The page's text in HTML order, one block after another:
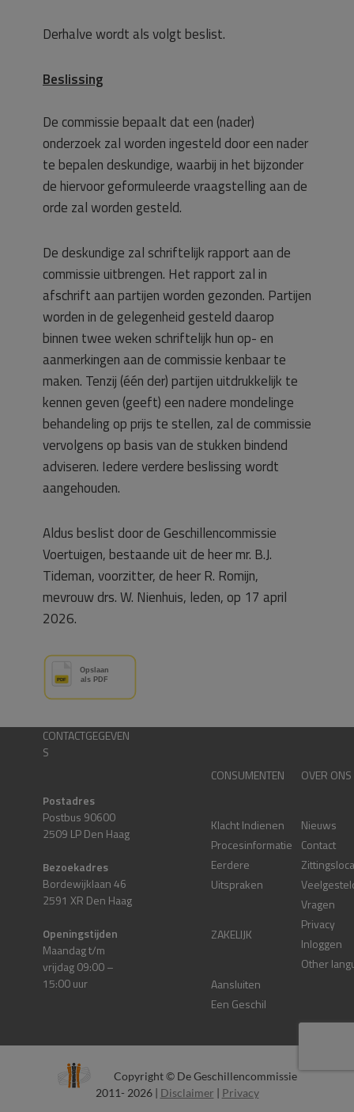
Derhalve wordt als volgt beslist.
Beslissing
De commissie bepaalt dat een (nader)
onderzoek zal worden ingesteld door een nader
te bepalen deskundige, waarbij in het bijzonder
de hiervoor geformuleerde vraagstelling aan de
orde zal worden gesteld.
De deskundige zal schriftelijk rapport aan de
commissie uitbrengen. Het rapport zal in
afschrift aan partijen worden gezonden. Partijen
worden in de gelegenheid gesteld daarop
binnen twee weken schriftelijk hun op- en
aanmerkingen aan de commissie kenbaar te
maken. Tenzij (één der) partijen uitdrukkelijk te
kennen geven (geeft) een nadere mondelinge
behandeling op prijs te stellen, zal de commissie
vervolgens op basis van de stukken bindend
adviseren. Iedere verdere beslissing wordt
aangehouden.
Aldus beslist door de Geschillencommissie
Voertuigen, bestaande uit de heer mr. B.J.
Tideman, voorzitter, de heer R. Romijn,
mevrouw drs. W. Nienhuis, leden, op 17 april
2026.
CONTACTGEGEVEN
S
Postadres
Postbus 90600
2509 LP Den Haag
Bezoekadres
Bordewijklaan 46
2591 XR Den Haag
Openingstijden
Maandag t/m
vrijdag 09:00 –
15:00 uur
CONSUMENTEN
Klacht Indienen
Procesinformatie
Eerdere
Uitspraken
ZAKELIJK
Aansluiten
Een Geschil
OVER ONS
Nieuws
Contact
Vragen
Privacy
Inloggen
Other
Copyright © De Geschillencommissie
2011- 2026 | Disclaimer | Privacy